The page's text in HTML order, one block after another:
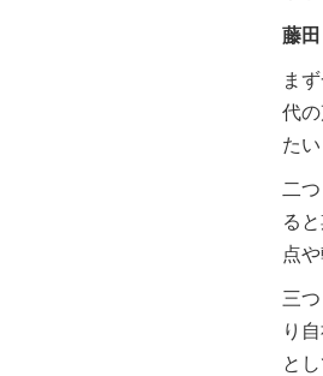
藤
ま
代
た
二
る
点
三
り
と